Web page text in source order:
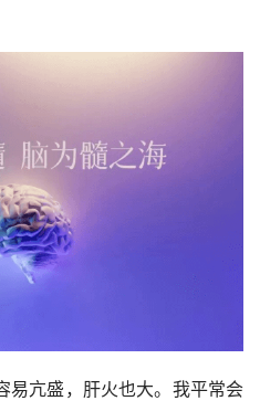
易亢盛，肝火也大。我平常会